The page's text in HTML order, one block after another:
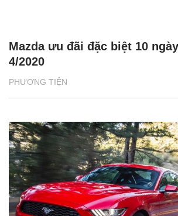
PHƯƠNG TIỆN
Mazda ưu đãi đặc biệt 10
4/2020